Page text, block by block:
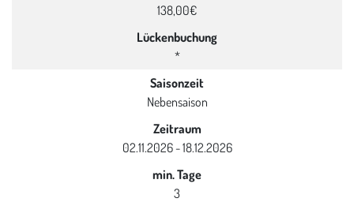
138,00€
Lückenbuchung
*
Saisonzeit
Nebensaison
Zeitraum
02.11.2026 - 18.12.2026
min. Tage
3